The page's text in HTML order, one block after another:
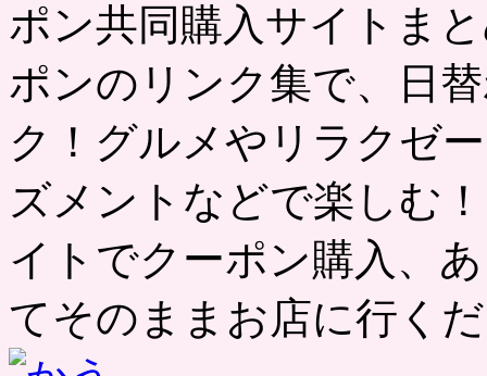
ポン共同購入サイトま
ポンのリンク集で、日
ク！グルメやリラクゼ
ズメントなどで楽しむ
イトでクーポン購入、
てそのままお店に行く